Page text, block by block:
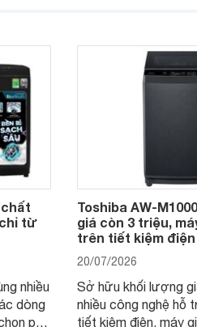
chất
từ
nhiều
dòng
phù
Toshiba AW-
giá còn 3 triệu,
trên tiết kiệm
20/07/2026
Sở hữu khối lượng
nhiều công nghệ hỗ
tiết kiệm điện, máy